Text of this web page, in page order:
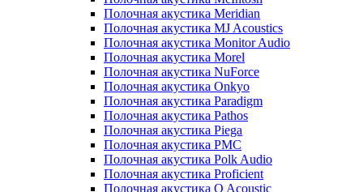
Полочная акустика Meridian
Полочная акустика MJ Acoustics
Полочная акустика Monitor Audio
Полочная акустика Morel
Полочная акустика NuForce
Полочная акустика Onkyo
Полочная акустика Paradigm
Полочная акустика Pathos
Полочная акустика Piega
Полочная акустика PMC
Полочная акустика Polk Audio
Полочная акустика Proficient
Полочная акустика Q Acoustic